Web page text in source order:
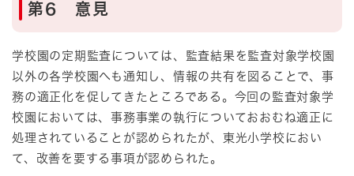
第6 意見
学校園の定期監査については、監査結果を監査対象学校園
以外の各学校園へも通知し、情報の共有を図ることで、事
務の適正化を促してきたところである。今回の監査対象学
校園においては、事務事業の執行についておおむね適正に
処理されていることが認められたが、東光小学校におい
て、改善を要する事項が認められた。